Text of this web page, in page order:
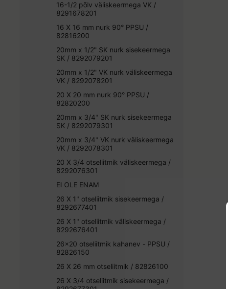
16-1/2 põlv väliskeermega VK /
8291678201
16 X 16 mm nurk 90° PPSU /
82816200
20mm x 1/2" SK nurk sisekeermega
SK / 8292079201
20mm x 1/2" VK nurk väliskeermega
VK / 8292078201
20 X 20 mm nurk 90° PPSU /
82820200
20mm x 3/4" SK nurk sisekeermega
SK / 8292079301
20mm x 3/4" VK nurk väliskeermega
VK / 8292078301
20 X 3/4 otseliitmik väliskeermega /
8292076301
EI OLE ENAM
26 X 1" otseliitmik sisekeermega /
8292677401
26 X 1" otseliitmik väliskeermega /
8292676401
26x20 otseliitmik kahanev - PPSU /
82826150
26 X 26 mm otseliitmik / 82826100
26 X 3/4 otseliitmik sisekeermega /